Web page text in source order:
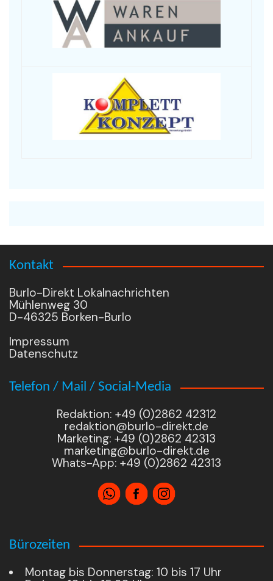
Kontakt
Burlo-Direkt Lokalnachrichten
Mühlenweg 30
D-46325 Borken-Burlo
Impressum
Datenschutz
Telefon / Mail / Social-Media
Redaktion: +49 (0)2862 42312
redaktion@burlo-direkt.de
Marketing: +49 (0)2862 42313
marketing@burlo-direkt.de
Whats-App: +49 (0)2862 42313
Bürozeiten
Montag bis Donnerstag: 10 bis 17 Uhr